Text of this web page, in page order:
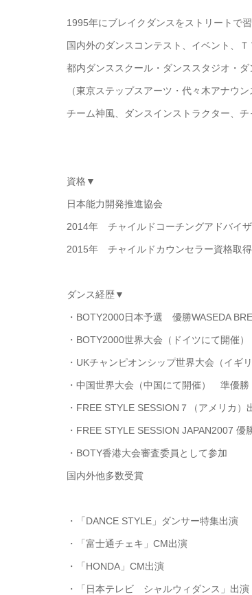
1995年にブレイクダンスをストリートで習
国内外のダンスコンテスト、イベント、
都内ダンススクール・ダンススタジオ・
（東京ステップスアーツ・代々木アナウ
チーム神風、ダンスインストラクター、
資格▼
日本能力開発推進協会
2014年 チャイルドコーチングアドバイ
2015年 チャイルドカウンセラー資格取得
ダンス経歴▼
・BOTY2000日本予選 優勝WASEDA
・BOTY2000世界大会（ドイツにて開催
・UKチャンピオンシップ世界大会（イ
・中国世界大会（中国にて開催） 準優勝
・FREE STYLE SESSION７（アメリカ）
・FREE STYLE SESSION JAPAN2007 優
・BOTY香港大会審査委員として参加
国内外他多数受賞
・「DANCE STYLE」ダンサー特集出演
・「富士通チェキ」CM出演
・「HONDA」CM出演
・「日本テレビ シャルウィダンス」出演